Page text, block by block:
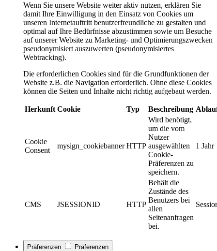
Wenn Sie unsere Website weiter aktiv nutzen, erklären Sie
damit Ihre Einwilligung in den Einsatz von Cookies um
unseren Internetauftritt benutzerfreundliche zu gestalten und
optimal auf Ihre Bedürfnisse abzustimmen sowie um Besuche
auf unserer Website zu Marketing- und Optimierungszwecken
pseudonymisiert auszuwerten (pseudonymisiertes
Webtracking).
Die erforderlichen Cookies sind für die Grundfunktionen der
Website z.B. die Navigation erforderlich. Ohne diese Cookies
können die Seiten und Inhalte nicht richtig aufgebaut werden.
Herkunft Cookie Typ Beschreibung
Cookie
Consent
mysign_cookiebanner HTTP
Wird benötigt,
um die vom
Nutzer
ausgewählten
Cookie-
Präferenzen zu
speichern.
1 Jahr
CMS JSESSIONID HTTP
Behält die
Zustände des
Benutzers bei
allen
Seitenanfragen
bei.
Präferenzen Präferenzen